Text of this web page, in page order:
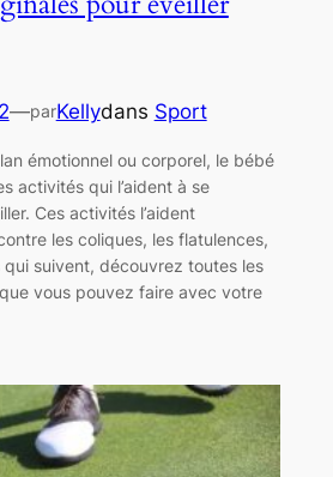
—parKellydans Sport
émotionnel ou corporel, le bébé
activités qui l’aident à se
Ces activités l’aident
les coliques, les flatulences,
qui suivent, découvrez toutes les
vous pouvez faire avec votre